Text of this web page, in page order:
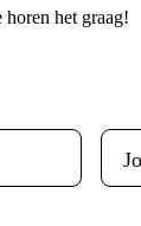
het graag!